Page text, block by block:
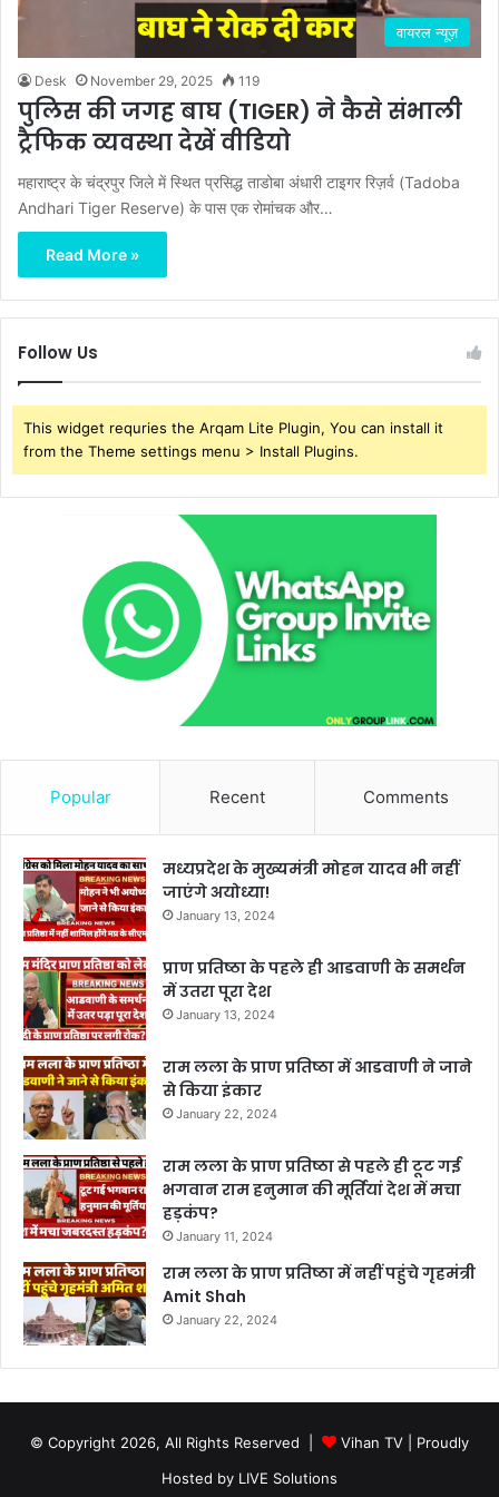
वायरल न्यूज़
Desk November 29, 2025 119
पुलिस की जगह बाघ (TIGER) ने कैसे संभाली
ट्रैफिक व्यवस्था देखें वीडियो
महाराष्ट्र के चंद्रपुर जिले में स्थित प्रसिद्ध ताडोबा अंधारी टाइगर रिज़र्व (Tadoba
Andhari Tiger Reserve) के पास एक रोमांचक और…
Read More »
Follow Us
This widget requries the Arqam Lite Plugin, You can install it
from the Theme settings menu > Install Plugins.
Popular Recent Comments
मध्यप्रदेश के मुख्यमंत्री मोहन यादव भी नहीं
जाएंगे अयोध्या!
January 13, 2024
प्राण प्रतिष्ठा के पहले ही आडवाणी के समर्थन
में उतरा पूरा देश
January 13, 2024
राम लला के प्राण प्रतिष्ठा में आडवाणी ने जाने
से किया इंकार
January 22, 2024
राम लला के प्राण प्रतिष्ठा से पहले ही टूट गई
भगवान राम हनुमान की मूर्तियां देश में मचा
हड़कंप?
January 11, 2024
राम लला के प्राण प्रतिष्ठा में नहीं पहुंचे गृहमंत्री
Amit Shah
January 22, 2024
© Copyright 2026, All Rights Reserved | Vihan TV | Proudly
Hosted by LIVE Solutions